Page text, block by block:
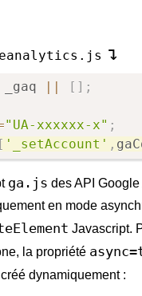
_gaq [ ] ;
"UA-xxxxxx-x" ;
[ '_setAccount' ,
ga.js des API
en mode
Javascript.
la propriété
créé dynamiquement :